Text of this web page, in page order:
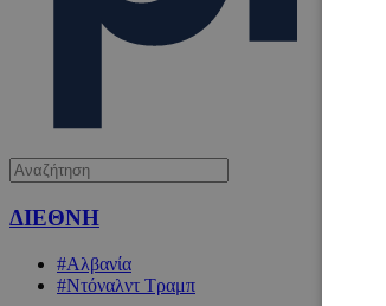
ΔΙΕΘΝΗ
#Αλβανία
#Ντόναλντ Τραμπ